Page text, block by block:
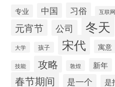
专业 中国 习俗 互联网
元宵节 公司 冬天
大学 孩子 宋代 寓意
技能 攻略 敦煌 新年
春节期间 是一个 是